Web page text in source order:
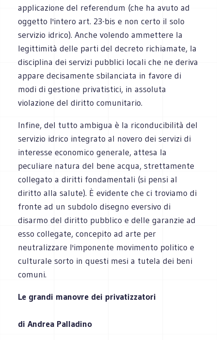
applicazione del referendum (che ha avuto ad
oggetto l'intero art. 23-bis e non certo il solo
servizio idrico). Anche volendo ammettere la
legittimità delle parti del decreto richiamate, la
disciplina dei servizi pubblici locali che ne deriva
appare decisamente sbilanciata in favore di
modi di gestione privatistici, in assoluta
violazione del diritto comunitario.
Infine, del tutto ambigua è la riconducibilità del
servizio idrico integrato al novero dei servizi di
interesse economico generale, attesa la
peculiare natura del bene acqua, strettamente
collegato a diritti fondamentali (si pensi al
diritto alla salute). È evidente che ci troviamo di
fronte ad un subdolo disegno eversivo di
disarmo del diritto pubblico e delle garanzie ad
esso collegate, concepito ad arte per
neutralizzare l'imponente movimento politico e
culturale sorto in questi mesi a tutela dei beni
comuni.
Le grandi manovre dei privatizzatori
di Andrea Palladino